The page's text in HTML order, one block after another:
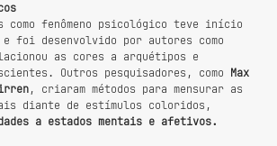
como fenômeno psicológico teve início
e foi desenvolvido por autores como
as cores a arquétipos e
Outros pesquisadores, como Max
, criaram métodos para mensurar as
diante de estímulos coloridos,
a estados mentais e afetivos.